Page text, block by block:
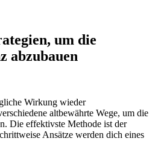
um die
abzubauen
Wirkung wieder
altbewährte Wege, um die
Die effektivste Methode ist der
Ansätze werden dich eines